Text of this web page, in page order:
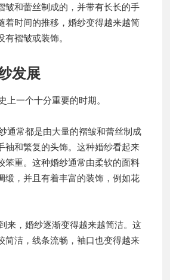
皱和蕾丝制成的，并带有长长的手
着时间的推移，婚纱变得越来越简
褶皱或装饰。
发展
上一个十分重要的时期。
通常都是由大量的褶皱和蕾丝制成
袖和繁复的头饰。这种婚纱看起来
笨重。这种婚纱通常由柔软的面料
缎，并且有着丰富的装饰，例如花
来，婚纱逐渐变得越来越简洁。这
简洁，线条流畅，袖口也变得越来